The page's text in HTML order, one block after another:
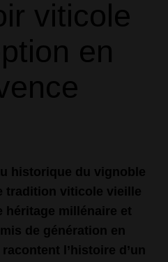
viticole
en
historique du vignoble
tradition viticole vieille
héritage millénaire et
de génération en
l’histoire d’un